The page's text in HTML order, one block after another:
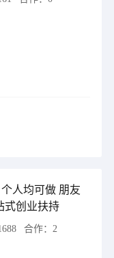
人均可做 朋友
式创业扶持
合作： 2